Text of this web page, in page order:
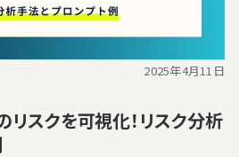
2025年4月11日
スクを可視化！リスク分析